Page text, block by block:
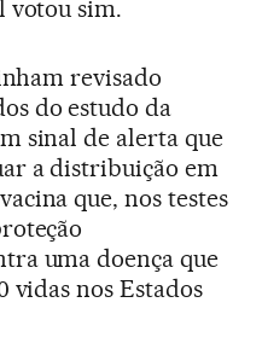
votou sim.
revisado
do estudo da
sinal de alerta que
a distribuição em
que, nos testes
uma doença que
vidas nos Estados